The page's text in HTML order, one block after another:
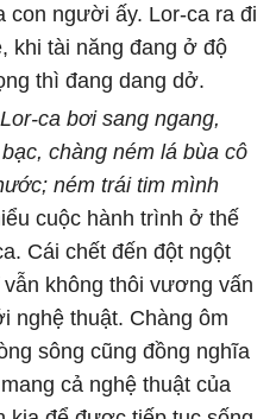
con người ấy. Lor-ca ra đi
khi tài năng đang ở độ
thì đang dang dở.
Lor-ca bơi sang ngang,
chàng ném lá bùa cô
ném trái tim mình
cuộc hành trình ở thế
Cái chết đến đột ngột
không thôi vương vấn
thuật. Chàng ôm
sông cũng đồng nghĩa
cả nghệ thuật của